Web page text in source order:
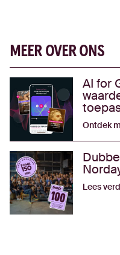
MEER OVER ONS
AI for
Ontdek
Lees